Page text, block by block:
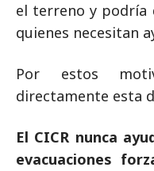
el terreno y podría
quienes necesitan
Por estos
directamente esta
El CICR nunca
evacuaciones